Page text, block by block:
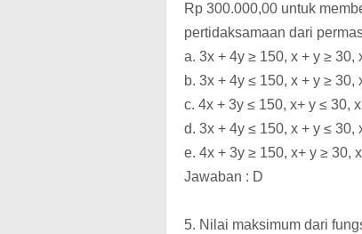
Rp 300.000,00 untuk
pertidaksamaan dari
a. 3x + 4y ≥ 150, x + y ≥ 30,
b. 3x + 4y ≤ 150, x + y ≥ 30,
c. 4x + 3y ≤ 150, x+ y ≤ 30,
d. 3x + 4y ≤ 150, x + y ≤ 30,
e. 4x + 3y ≥ 150, x+ y ≥ 30,
Jawaban : D
5. Nilai maksimum dari